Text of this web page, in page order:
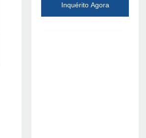
Inquérito Agora